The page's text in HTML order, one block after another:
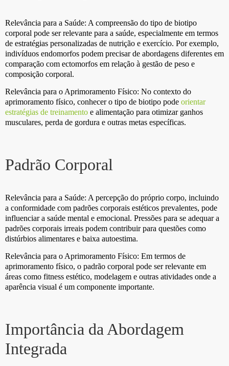
Relevância para a Saúde: A compreensão do tipo de biotipo
corporal pode ser relevante para a saúde, especialmente em termos
de estratégias personalizadas de nutrição e exercício. Por exemplo,
indivíduos endomorfos podem precisar de abordagens diferentes em
comparação com ectomorfos em relação à gestão de peso e
composição corporal.
Relevância para o Aprimoramento Físico: No contexto do
aprimoramento físico, conhecer o tipo de biotipo pode orientar
estratégias de treinamento e alimentação para otimizar ganhos
musculares, perda de gordura e outras metas específicas.
Padrão Corporal
Relevância para a Saúde: A percepção do próprio corpo, incluindo
a conformidade com padrões corporais estéticos prevalentes, pode
influenciar a saúde mental e emocional. Pressões para se adequar a
padrões corporais irreais podem contribuir para questões como
distúrbios alimentares e baixa autoestima.
Relevância para o Aprimoramento Físico: Em termos de
aprimoramento físico, o padrão corporal pode ser relevante em
áreas como fitness estético, modelagem e outras atividades onde a
aparência visual é um componente importante.
Importância da Abordagem
Integrada